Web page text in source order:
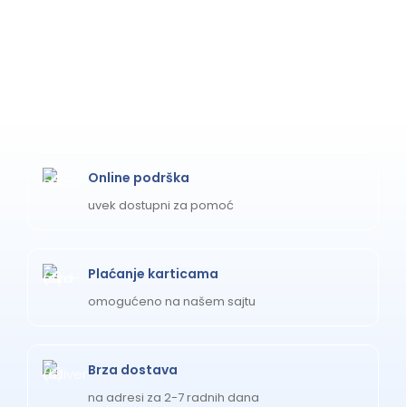
Online podrška
uvek dostupni za pomoć
Plaćanje karticama
omogućeno na našem sajtu
Brza dostava
na adresi za 2-7 radnih dana